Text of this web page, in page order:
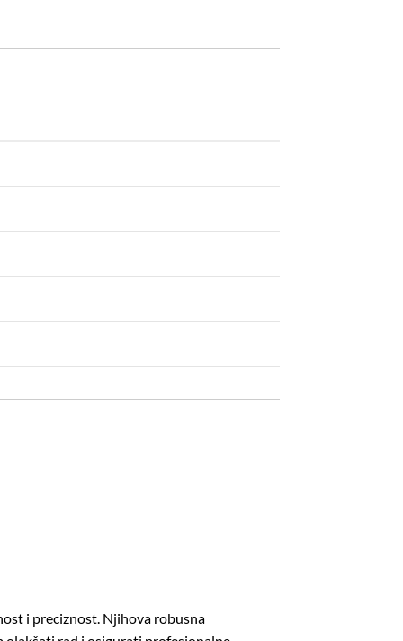
i preciznost. Njihova robusna